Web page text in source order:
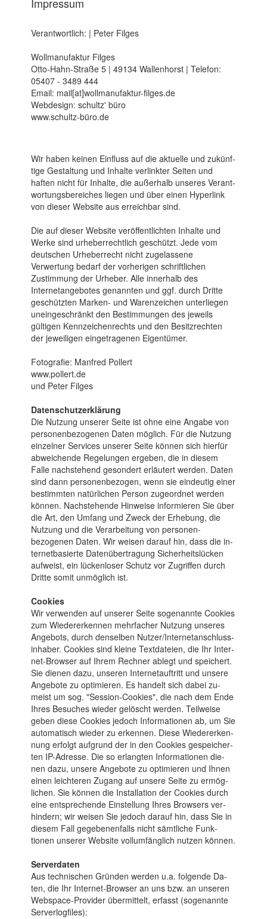
Impressum
Verantwortlich: | Peter Filges
Wollmanufaktur Filges
Otto-Hahn-Straße 5 | 49134 Wallenhorst | Telefon:
05407 - 3489 444
Email: mail[at]wollmanufaktur-filges.de
Webdesign: schultz' büro
www.schultz-büro.de
Wir haben keinen Ein­fluss auf die aktuelle und zukünf­
tige Gestal­tung und Inhalte verlinkter Seiten und
haften nicht für Inhalte, die außerhalb unseres Verant­
wortungs­bereiches liegen und über einen Hyper­link
von dieser Web­site aus erreichbar sind.
Die auf dieser Website veröffentlichten Inhalte und
Werke sind urheber­rechtlich geschützt. Jede vom
deutschen Urheberrecht nicht zugelassene
Verwertung bedarf der vorherigen schriftlichen
Zustimmung der Urheber. Alle innerhalb des
Internetangebotes genannten und ggf. durch Dritte
geschützten Marken- und Waren­zeichen unter­liegen
unein­geschränkt den Bestim­mungen des jeweils
gültigen Kenn­zeichen­rechts und den Besitz­rechten
der jeweiligen einge­tragenen Eigen­tümer.
Fotografie: Manfred Pollert
www.pollert.de
und Peter Filges
Datenschutzerklärung
Die Nutzung unserer Seite ist ohne eine An­gabe von
per­sonen­be­zoge­nen Daten möglich. Für die Nut­zung
einzelner Ser­vices unserer Seite können sich hierfür
ab­wei­chen­de Re­ge­lun­gen erge­ben, die in diesem
Falle nachs­tehend ge­son­dert erläu­tert werden. Daten
sind dann personen­bezogen, wenn sie ein­deutig einer
be­stimm­ten na­tür­lichen Per­son zu­geord­net wer­den
können. Nach­stehende Hin­weise in­for­mieren Sie über
die Art, den Um­fang und Zweck der Er­he­bung, die
Nut­zung und die Ver­arbeitung von personen­
bezogenen Da­ten. Wir weisen darauf hin, dass die in­
ternet­ba­sierte Daten­über­tragung Sicherheits­lücken
aufweist, ein lücken­loser Schutz vor Zu­grif­fen durch
Dritte somit un­mög­lich ist.
Cookies
Wir ver­wen­den auf unserer Seite so­genann­te Coo­kies
zum Wieder­erken­nen mehr­facher Nut­zung un­seres
An­gebots, durch den­selben Nutzer/Inter­netan­schluss­
in­haber. Cookies sind kleine Text­da­teien, die Ihr Inter­
net-Browser auf Ihrem Rech­ner ablegt und spei­chert.
Sie die­nen dazu, unseren Inter­netauf­tritt und unsere
An­gebo­te zu opti­mie­ren. Es han­delt sich da­bei zu­
meist um sog. "Session-Cookies", die nach dem Ende
Ihres Be­suches wie­der ge­löscht wer­den. Teil­weise
geben diese Coo­kies jedoch In­forma­tionen ab, um Sie
auto­matisch wieder zu erkennen. Diese Wieder­erken­
nung er­folgt auf­grund der in den Cookies ge­speicher­
ten ­IP-Adresse. Die so er­langten Infor­matio­nen die­
nen da­zu, unsere An­gebo­te zu opti­mie­ren und Ihnen
einen leich­teren Zu­gang auf unsere Sei­te zu ermög­
lichen. Sie kön­nen die In­stal­la­tion der Cookies durch
eine ent­sprechen­de Ein­stel­lung Ihres Browsers ver­
hindern; wir wei­sen Sie je­doch da­rauf hin, dass Sie in
diesem Fall ge­ge­benen­falls nicht sämt­liche Funk­
tionen unserer Web­site voll­umfäng­lich nut­zen kön­nen.
Serverdaten
Aus tech­nischen Gründ­en werden u.a. folgende Da­
ten, die Ihr Inter­net-Browser an uns bzw. an unseren
Web­space-Provider übe­rmittelt, erf­asst (soge­nannte
Serve­rlogf­iles):